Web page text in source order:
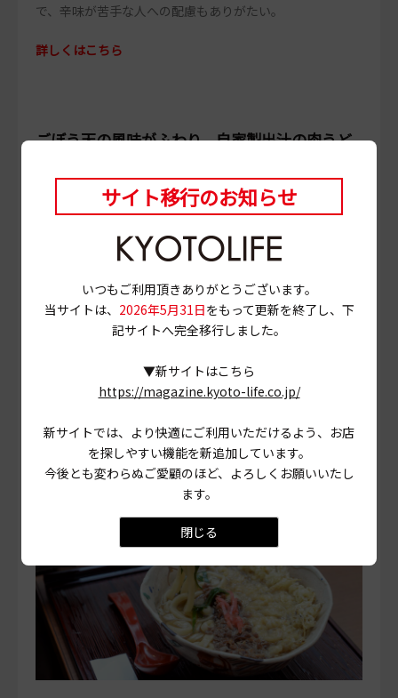
で、辛味が苦手な人への配慮もありがたい。
詳しくはこちら
ごぼう天の風味がふわり、自家製出汁の肉うど
サイト移行のお知らせ
いつもご利用頂きありがとうございます。
当サイトは、 2026年5月31日をもって更新を終了し、下
記サイトへ完全移行しました。
▼新サイトはこちら
https://magazine.kyoto-life.co.jp/
新サイトでは、より快適にご利用いただけるよう、お店
を探しやすい機能を新追加しています。
今後とも変わらぬご愛顧のほど、よろしくお願いいたし
ます。
閉じる